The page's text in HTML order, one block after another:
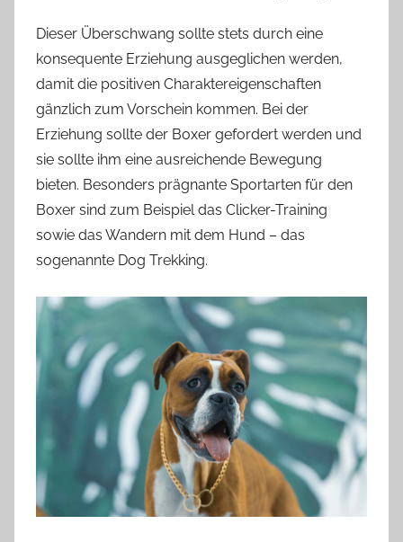
Dieser Überschwang sollte stets durch eine
konsequente Erziehung ausgeglichen werden,
damit die positiven Charaktereigenschaften
gänzlich zum Vorschein kommen. Bei der
Erziehung sollte der Boxer gefordert werden und
sie sollte ihm eine ausreichende Bewegung
bieten. Besonders prägnante Sportarten für den
Boxer sind zum Beispiel das Clicker-Training
sowie das Wandern mit dem Hund – das
sogenannte Dog Trekking.